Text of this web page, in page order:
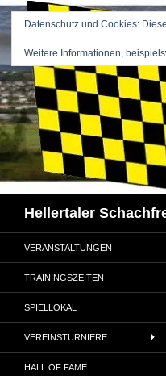
Zum
Inhalt
springen
Hellertaler
VERANSTALTUNGEN
TRAININGSZEITEN
SPIELLOKAL
VEREINSTURNIERE
HALL OF FAME
Datenschutz und Cookies:
Weitere Informationen,